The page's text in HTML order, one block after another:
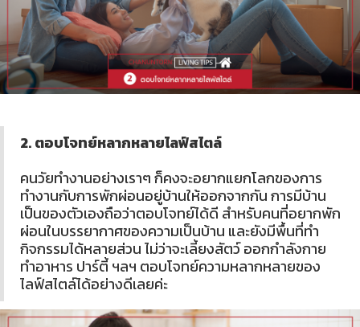
2. ตอบโจทย์หลากหลายไลฟ์สไตล์
คนวัยทำงานอย่างเราๆ ก็คงจะอยากแยกโลกของการ
ทำงานกับการพักผ่อนอยู่บ้านให้ออกจากกัน การมีบ้าน
เป็นของตัวเองถือว่าตอบโจทย์ได้ดี สำหรับคนที่อยากพัก
ผ่อนในบรรยากาศของความเป็นบ้าน และยังมีพื้นที่ทำ
กิจกรรมได้หลายส่วน ไม่ว่าจะเลี้ยงสัตว์ ออกกำลังกาย
ทำอาหาร ปาร์ตี้ ฯลฯ ตอบโจทย์ความหลากหลายของ
ไลฟ์สไตล์ได้อย่างดีเลยค่ะ